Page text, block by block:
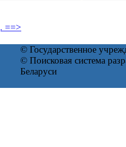
==>
© Государственное
© Поисковая система
Беларуси